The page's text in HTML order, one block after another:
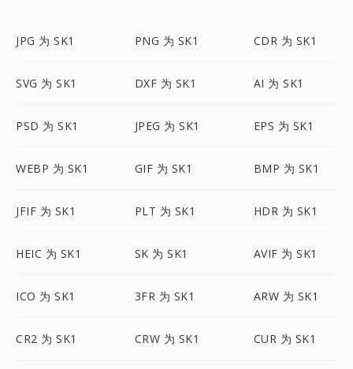
JPG 为 SK1 PNG 为 SK1 CDR 为 SK1
SVG 为 SK1 DXF 为 SK1 AI 为 SK1
PSD 为 SK1 JPEG 为 SK1 EPS 为 SK1
WEBP 为 SK1 GIF 为 SK1 BMP 为 SK1
JFIF 为 SK1 PLT 为 SK1 HDR 为 SK1
HEIC 为 SK1 SK 为 SK1 AVIF 为 SK1
ICO 为 SK1 3FR 为 SK1 ARW 为 SK1
CR2 为 SK1 CRW 为 SK1 CUR 为 SK1